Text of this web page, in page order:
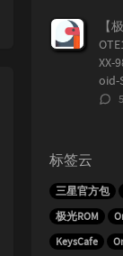
【
XX-
oid-
标签云
三星官方包
极光ROM
KeysCafe